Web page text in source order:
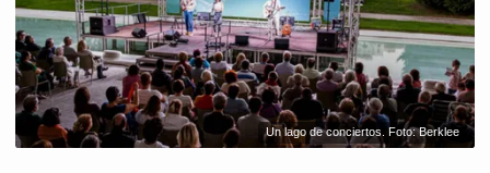
Un lago de conciertos. Foto: Berklee